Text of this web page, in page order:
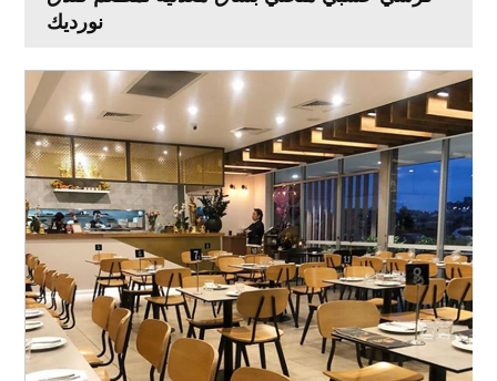
نورديك